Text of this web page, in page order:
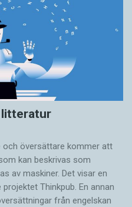
litteratur
översättare ­kommer att
kan beskrivas som
av maskiner. Det visar en
Thinkpub. En annan
från engelskan